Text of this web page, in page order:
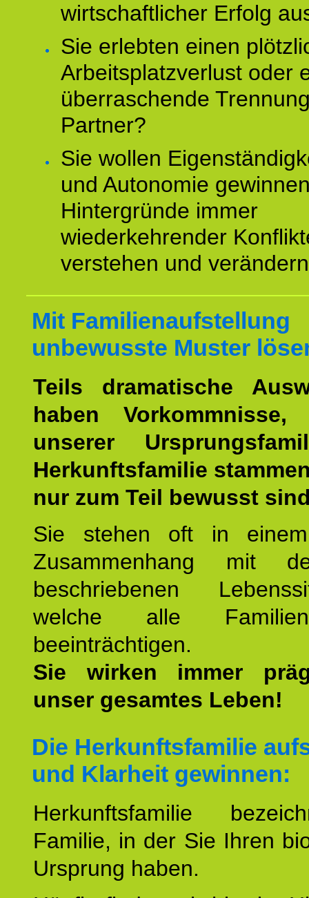
wirtschaftlicher Erfolg
Sie erlebten einen
Arbeitsplatzverlust oder
überraschende
Partner?
Sie wollen
und Autonomie
Hintergründe immer
wiederkehrender
verstehen und
Mit Familienaufstellung
unbewusste Muster
Teils dramatische
haben
unserer
Herkunftsfamilie
nur zum Teil bewusst
Sie stehen oft in
Zusammenhang mit
beschriebenen
welche alle
beeinträchtigen.
Sie wirken immer
unser gesamtes Leben!
Die Herkunftsfamilie
und Klarheit gewinnen:
Herkunftsfamilie
Familie, in der Sie Ihren
Ursprung haben.